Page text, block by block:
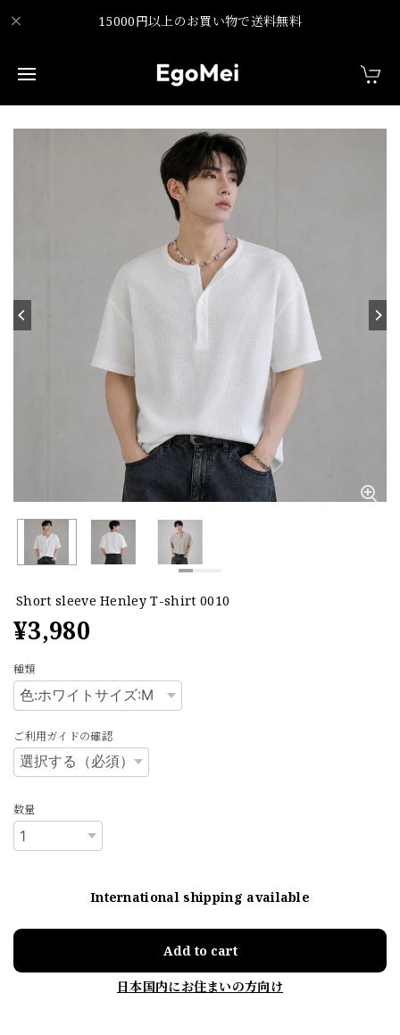
15000円以上のお買い物で送料無料
Short sleeve Henley T-shirt 0010
¥3,980
種類
ご利用ガイドの確認
数量
International shipping available
Add to cart
日本国内にお住まいの方向け